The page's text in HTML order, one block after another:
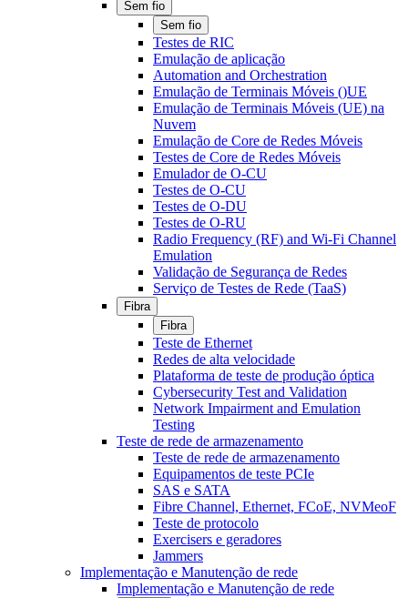
Sem fio
Sem fio
Testes de RIC
Emulação de aplicação
Automation and Orchestration
Emulação de Terminais Móveis ()UE
Emulação de Terminais Móveis (UE) na
Nuvem
Emulação de Core de Redes Móveis
Testes de Core de Redes Móveis
Emulador de O-CU
Testes de O-CU
Testes de O-DU
Testes de O-RU
Radio Frequency (RF) and Wi-Fi Channel
Emulation
Validação de Segurança de Redes
Serviço de Testes de Rede (TaaS)
Fibra
Fibra
Teste de Ethernet
Redes de alta velocidade
Plataforma de teste de produção óptica
Cybersecurity Test and Validation
Network Impairment and Emulation
Testing
Teste de rede de armazenamento
Teste de rede de armazenamento
Equipamentos de teste PCIe
SAS e SATA
Fibre Channel, Ethernet, FCoE, NVMeoF
Teste de protocolo
Exercisers e geradores
Jammers
Implementação e Manutenção de rede
Implementação e Manutenção de rede